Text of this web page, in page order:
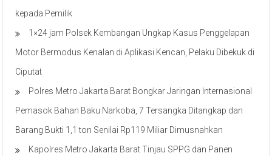
kepada Pemilik
1×24 jam Polsek Kembangan Ungkap Kasus Penggelapan
Motor Bermodus Kenalan di Aplikasi Kencan, Pelaku Dibekuk di
Ciputat
Polres Metro Jakarta Barat Bongkar Jaringan Internasional
Pemasok Bahan Baku Narkoba, 7 Tersangka Ditangkap dan
Barang Bukti 1,1 ton Senilai Rp119 Miliar Dimusnahkan
Kapolres Metro Jakarta Barat Tinjau SPPG dan Panen